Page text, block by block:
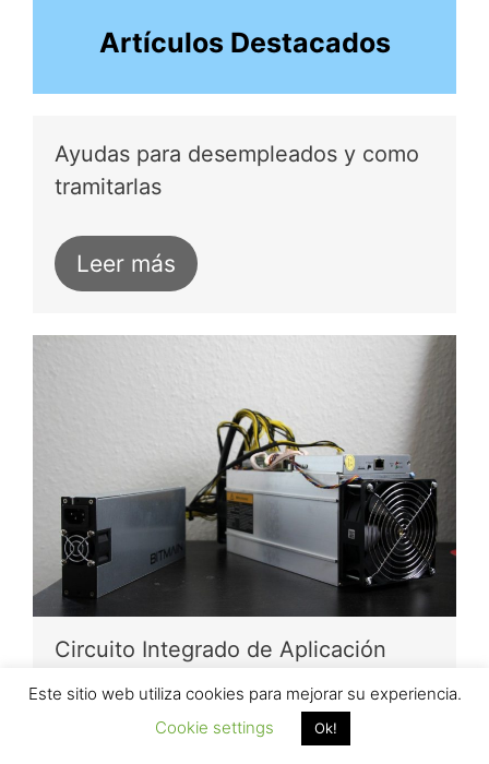
Artículos Destacados
Ayudas para desempleados y como
tramitarlas
Leer más
Circuito Integrado de Aplicación
Específica (ASIC)
Este sitio web utiliza cookies para mejorar su experiencia.
Cookie settings
Ok!